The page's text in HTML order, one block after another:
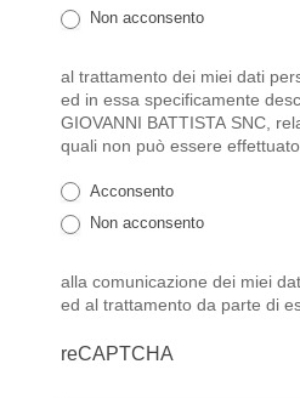
Non acconsento
al trattamento dei miei dati
ed in essa specificamente
GIOVANNI BATTISTA SNC,
quali non può essere
Acconsento
Non acconsento
alla comunicazione dei miei
ed al trattamento da parte di
reCAPTCHA